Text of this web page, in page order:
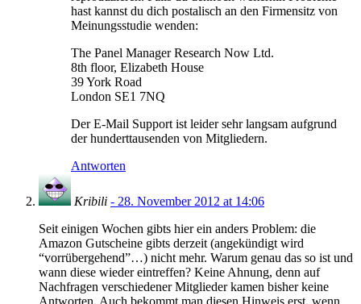
hast kannst du dich postalisch an den Firmensitz von
Meinungsstudie wenden:
The Panel Manager Research Now Ltd.
8th floor, Elizabeth House
39 York Road
London SE1 7NQ
Der E-Mail Support ist leider sehr langsam aufgrund
der hunderttausenden von Mitgliedern.
Antworten
Kribili - 28. November 2012 at 14:06
Seit einigen Wochen gibts hier ein anders Problem: die
Amazon Gutscheine gibts derzeit (angekündigt wird
“vorrübergehend”…) nicht mehr. Warum genau das so ist und
wann diese wieder eintreffen? Keine Ahnung, denn auf
Nachfragen verschiedener Mitglieder kamen bisher keine
Antworten. Auch bekommt man diesen Hinweis erst, wenn